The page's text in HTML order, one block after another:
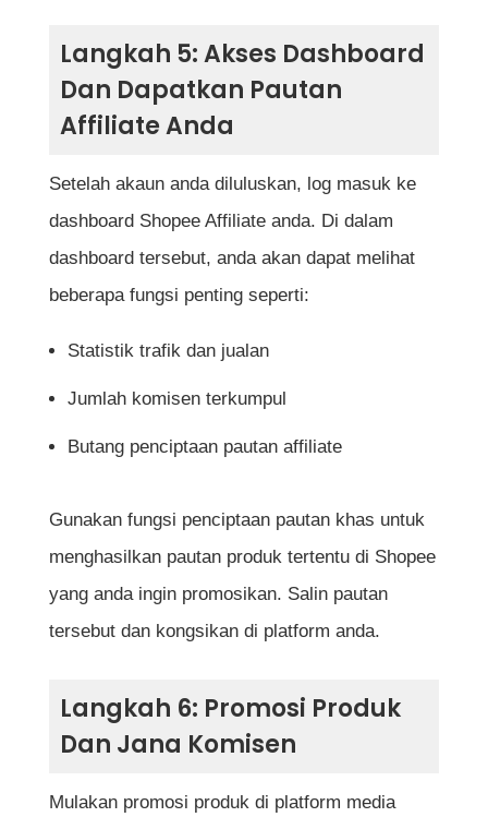
Langkah 5: Akses Dashboard
Dan Dapatkan Pautan
Affiliate Anda
Setelah akaun anda diluluskan, log masuk ke
dashboard Shopee Affiliate anda. Di dalam
dashboard tersebut, anda akan dapat melihat
beberapa fungsi penting seperti:
Statistik trafik dan jualan
Jumlah komisen terkumpul
Butang penciptaan pautan affiliate
Gunakan fungsi penciptaan pautan khas untuk
menghasilkan pautan produk tertentu di Shopee
yang anda ingin promosikan. Salin pautan
tersebut dan kongsikan di platform anda.
Langkah 6: Promosi Produk
Dan Jana Komisen
Mulakan promosi produk di platform media